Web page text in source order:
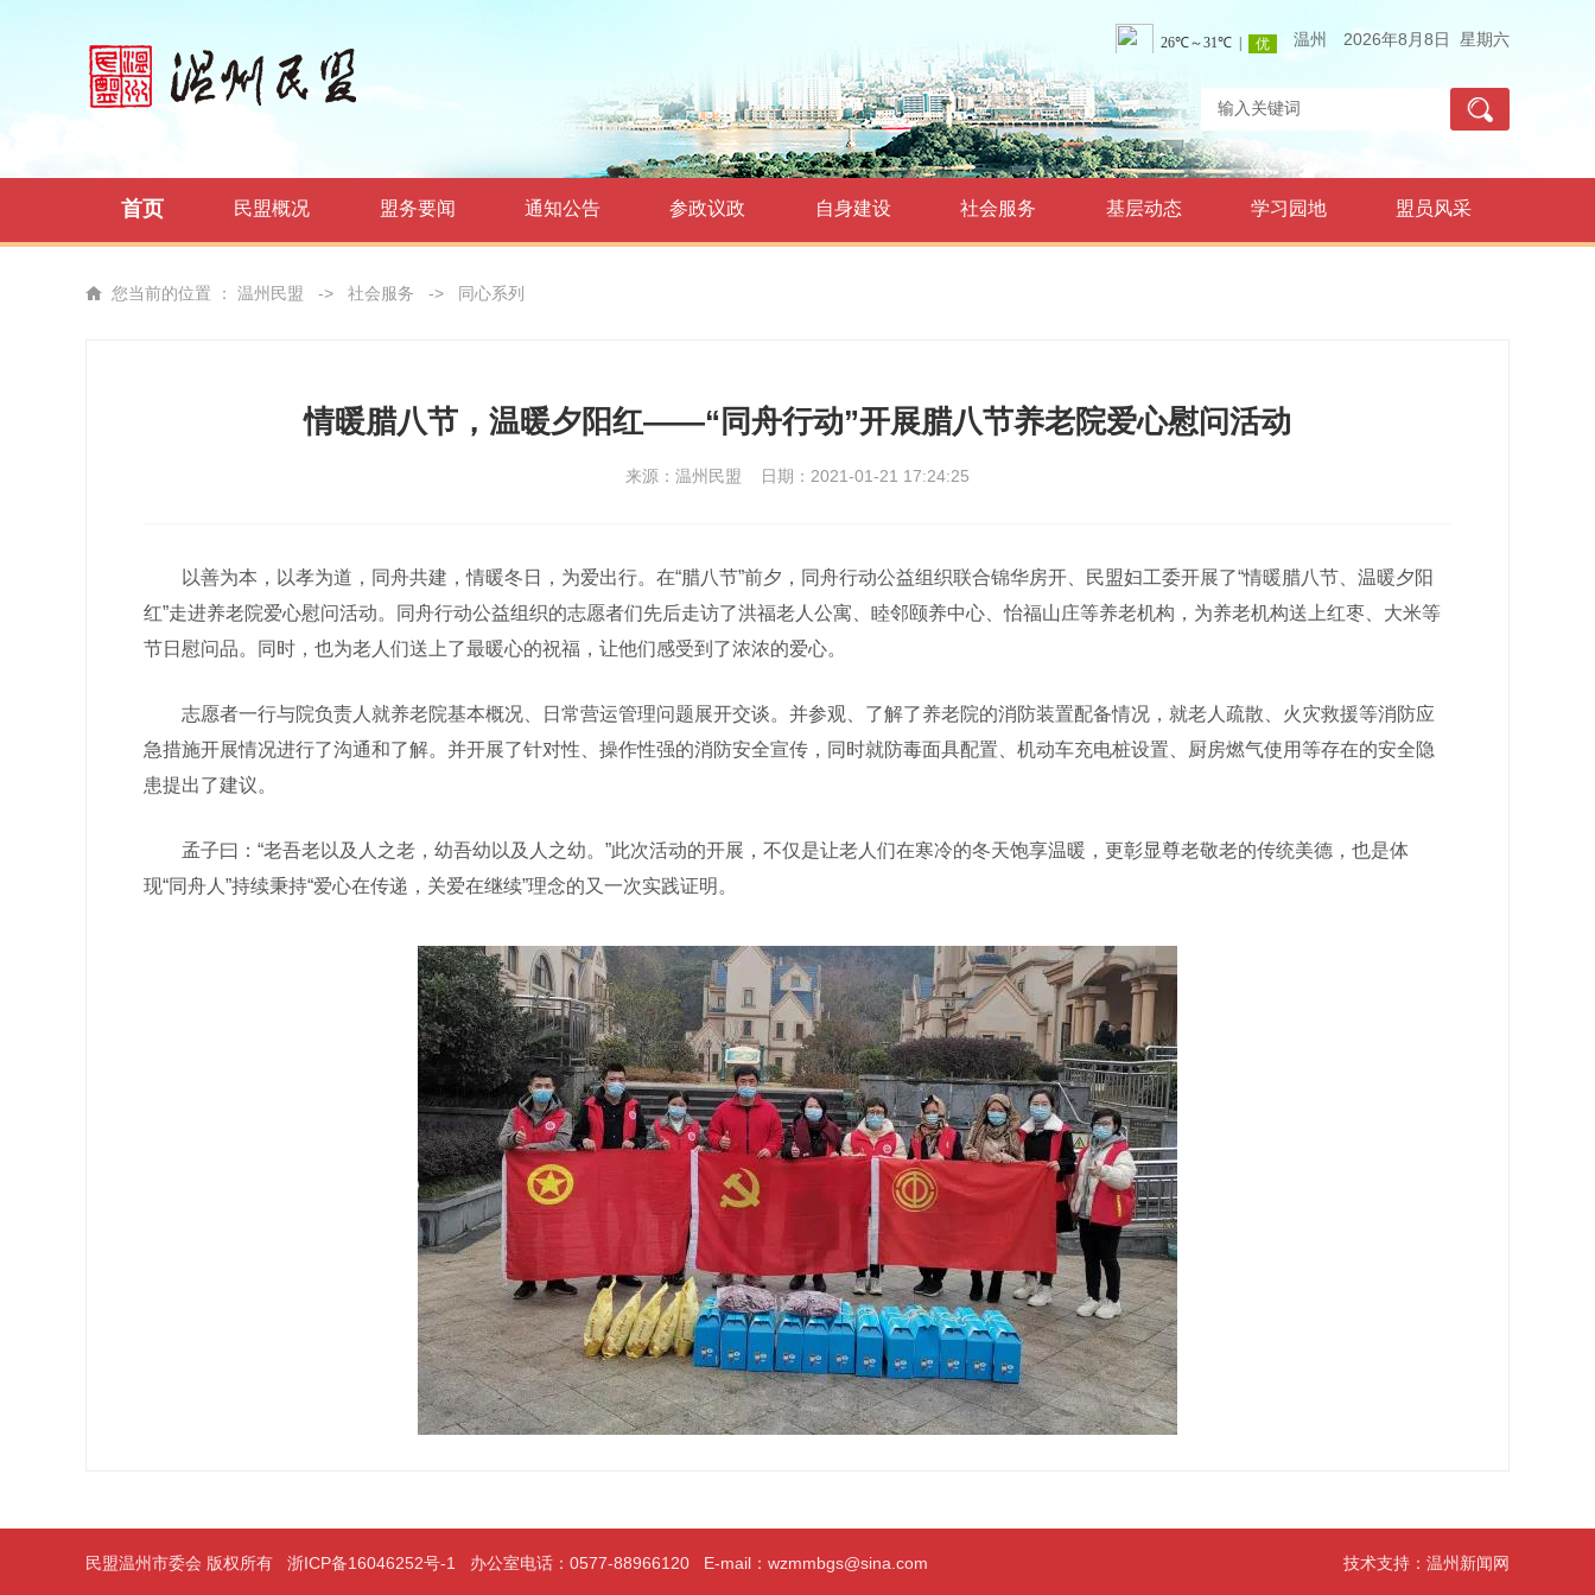
温州 2026年8月8日 星期六
首页 民盟概况 盟务要闻 通知公告 参政议政 自身建设 社会服务 基层动态 学习园地 盟员风采
您当前的位置 ： 温州民盟 -> 社会服务 -> 同心系列
情暖腊八节，温暖夕阳红——“同舟行动”开展腊八节养老院爱心慰问活动
来源：温州民盟 日期：2021-01-21 17:24:25
以善为本，以孝为道，同舟共建，情暖冬日，为爱出行。在“腊八节”前夕，同舟行动公益组织联合锦华房开、民盟妇工委开展了“情暖腊八节、温暖夕阳
红”走进养老院爱心慰问活动。同舟行动公益组织的志愿者们先后走访了洪福老人公寓、睦邻颐养中心、怡福山庄等养老机构，为养老机构送上红枣、大米等
节日慰问品。同时，也为老人们送上了最暖心的祝福，让他们感受到了浓浓的爱心。
志愿者一行与院负责人就养老院基本概况、日常营运管理问题展开交谈。并参观、了解了养老院的消防装置配备情况，就老人疏散、火灾救援等消防应
急措施开展情况进行了沟通和了解。并开展了针对性、操作性强的消防安全宣传，同时就防毒面具配置、机动车充电桩设置、厨房燃气使用等存在的安全隐
患提出了建议。
孟子曰：“老吾老以及人之老，幼吾幼以及人之幼。”此次活动的开展，不仅是让老人们在寒冷的冬天饱享温暖，更彰显尊老敬老的传统美德，也是体
现“同舟人”持续秉持“爱心在传递，关爱在继续”理念的又一次实践证明。
民盟温州市委会 版权所有 浙ICP备16046252号-1 办公室电话：0577-88966120 E-mail：wzmmbgs@sina.com 技术支持： 温州新闻网